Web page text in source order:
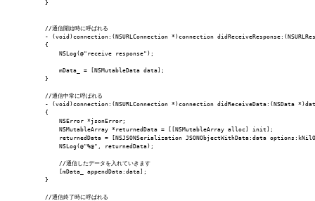
COMPANY
}
//通信開始時に呼ばれる
- (void)connection:(NSURLConnection *)connection
{
    NSLog(@"receive response");
    mData_ = [NSMutableData data];
}
//通信中常に呼ばれる
- (void)connection:(NSURLConnection *)connection didReceiveData:(NSData
{
    NSError *jsonError;
    NSMutableArray *returnedData = [[NSMutableArray alloc] init];
returnedData = [NSJSONSerialization JSONObjectWithData:data
    NSLog(@"%@", returnedData);
    //通信したデータを入れていきます
    [mData_ appendData:data];
}
//通信終了時に呼ばれる